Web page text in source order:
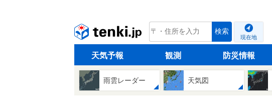
tenki.jp 検索
現在地
天気予報 観測 防災情報
雨雲レーダー 天気図